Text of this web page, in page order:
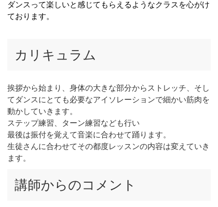
ダンスって楽しいと感じてもらえるようなクラスを心がけ
ております。
カリキュラム
挨拶から始まり、身体の大きな部分からストレッチ、そし
てダンスにとても必要なアイソレーションで細かい筋肉を
動かしていきます。
ステップ練習、ターン練習なども行い
最後は振付を覚えて音楽に合わせて踊ります。
生徒さんに合わせてその都度レッスンの内容は変えていき
ます。
講師からのコメント